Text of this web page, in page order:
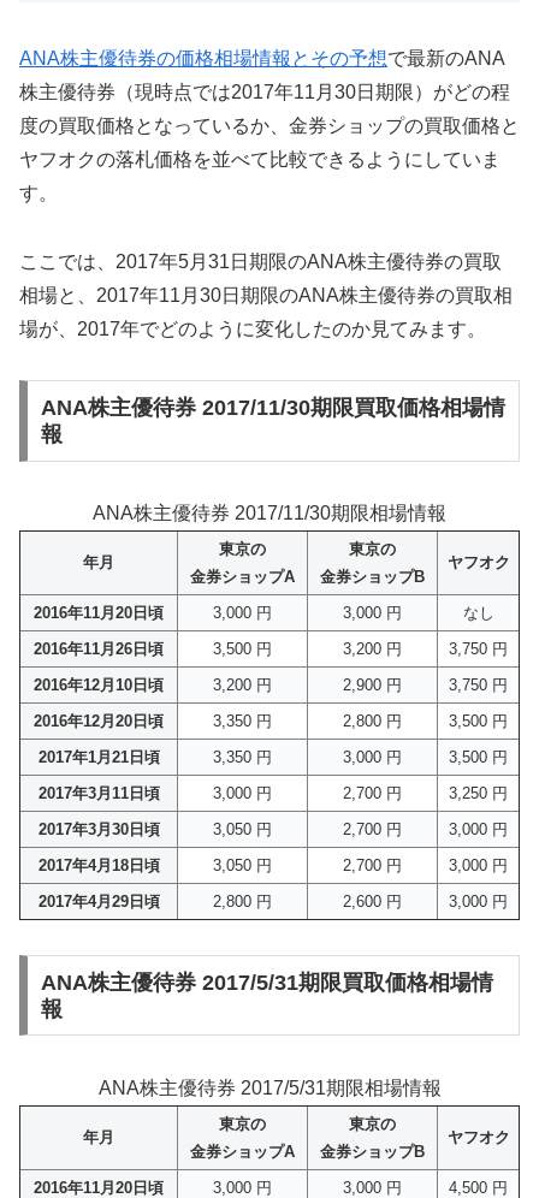
ANA株主優待券の価格相場情報とその予想で最新のANA
株主優待券（現時点では2017年11月30日期限）がどの程
度の買取価格となっているか、金券ショップの買取価格と
ヤフオクの落札価格を並べて比較できるようにしていま
す。
ここでは、2017年5月31日期限のANA株主優待券の買取
相場と、2017年11月30日期限のANA株主優待券の買取相
場が、2017年でどのように変化したのか見てみます。
ANA株主優待券 2017/11/30期限買取価格相場情
報
ANA株主優待券 2017/11/30期限相場情報
年月
東京の
金券ショップA
東京の
金券ショップB
ヤフオク
2016年11月20日頃 3,000 円 3,000 円
なし
2016年11月26日頃
3,500 円 3,200 円
3,750 円
2016年12月10日頃
3,200 円 2,900 円
3,750 円
2016年12月20日頃
3,350 円 2,800 円
3,500 円
2017年1月21日頃
3,350 円 3,000 円
3,500 円
2017年3月11日頃
3,000 円 2,700 円
3,250 円
2017年3月30日頃
3,050 円 2,700 円
3,000 円
2017年4月18日頃
3,050 円 2,700 円
3,000 円
2017年4月29日頃
2,800 円 2,600 円 3,000 円
ANA株主優待券 2017/5/31期限買取価格相場情
報
ANA株主優待券 2017/5/31期限相場情報
年月
東京の
金券ショップA
東京の
金券ショップB
ヤフオク
2016年11月20日頃 3,000 円 3,000 円
4,500 円